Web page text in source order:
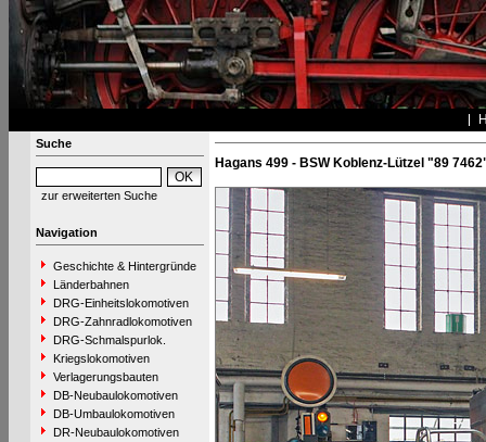
Suche
zur erweiterten Suche
Navigation
Geschichte & Hintergründe
Länderbahnen
DRG-Einheitslokomotiven
DRG-Zahnradlokomotiven
DRG-Schmalspurlok.
Kriegslokomotiven
Verlagerungsbauten
DB-Neubaulokomotiven
DB-Umbaulokomotiven
DR-Neubaulokomotiven
Hagans 499 - BSW Koblenz-Lützel "89